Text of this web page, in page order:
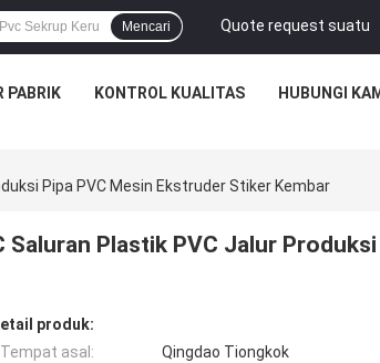
Quote request suatu
Mencari
PABRIK KONTROL KUALITAS HUBUNGI KAMI
Pipa PVC Mesin Ekstruder Stiker Kembar
Plastik PVC Jalur Produksi
produk:
Tempat asal:
Qingdao Tiongkok